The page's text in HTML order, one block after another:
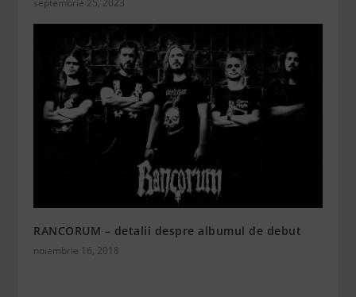
RANCORUM – detalii despre albumul de debut
noiembrie 16, 2018